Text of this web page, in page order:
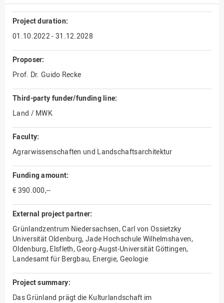
Project duration:
01.10.2022 - 31.12.2028
Proposer:
Prof. Dr. Guido Recke
Third-party funder/funding line:
Land / MWK
Faculty:
Agrarwissenschaften und Landschaftsarchitektur
Funding amount:
€ 390.000,--
External project partner:
Grünlandzentrum Niedersachsen, Carl von Ossietzky
Universität Oldenburg, Jade Hochschule Wilhelmshaven,
Oldenburg, Elsfleth, Georg-Augst-Universität Göttingen,
Landesamt für Bergbau, Energie, Geologie
Project summary:
Das Grünland prägt die Kulturlandschaft im